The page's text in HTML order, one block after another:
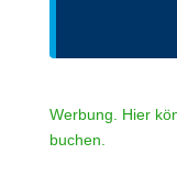
Werbung. Hier
buchen.